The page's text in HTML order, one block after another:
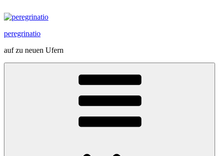
Inhalt
peregrinatio
auf zu neuen Ufern